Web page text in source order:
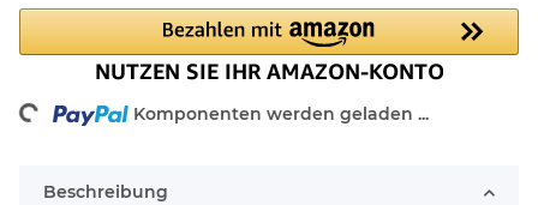
Komponenten werden geladen ...
Beschreibung